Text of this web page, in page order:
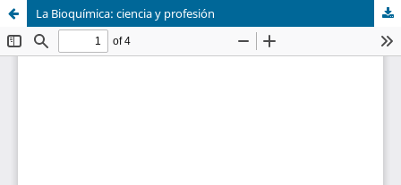
La Bioquímica: ciencia y profesión